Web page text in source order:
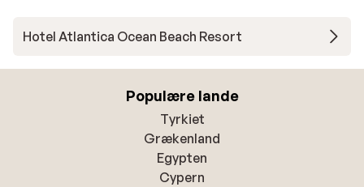
Hotel Atlantica Ocean Beach Resort
Populære lande
Tyrkiet
Grækenland
Egypten
Cypern